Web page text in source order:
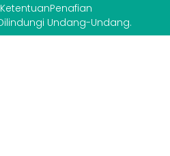
Undang-Undang.
Penafian